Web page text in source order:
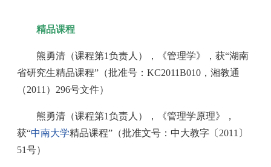
精品课程
熊勇清（课程第1负责人），《管理学》，获“湖南
省研究生精品课程”（批准号：KC2011B010，湘教通
（2011）296号文件）
熊勇清（课程第1负责人），《管理学原理》，
获“中南大学精品课程”（批准文号：中大教字〔2011〕
51号）